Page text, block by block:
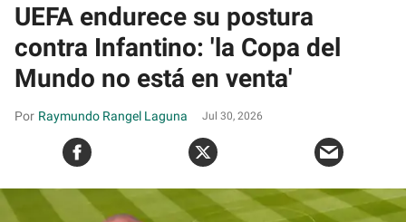
UEFA endurece su postura
contra Infantino: 'la Copa del
Mundo no está en venta'
Raymundo Rangel Laguna Jul 30, 2026